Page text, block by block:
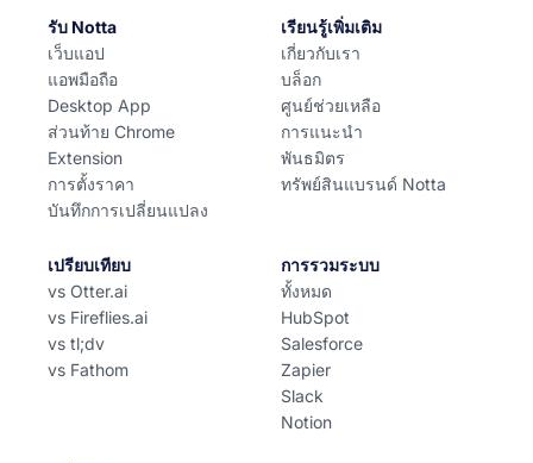
รับ Notta
เว็บแอป
แอพมือถือ
Desktop App
ส่วนท้าย Chrome
Extension
การตั้งราคา
บันทึกการเปลี่ยนแปลง
เรียนรู้เพิ่มเติม
เกี่ยวกับเรา
บล็อก
ศูนย์ช่วยเหลือ
การแนะนำ
พันธมิตร
ทรัพย์สินแบรนด์ Notta
เปรียบเทียบ
vs Otter.ai
vs Fireflies.ai
vs tl;dv
vs Fathom
การรวมระบบ
ทั้งหมด
HubSpot
Salesforce
Zapier
Slack
Notion